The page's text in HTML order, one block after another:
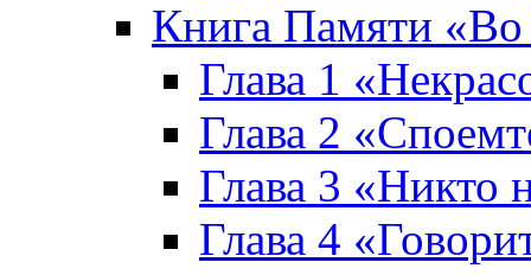
Книга Памяти
Глава 1
Глава 2
Глава 3 «Никто
Глава 4